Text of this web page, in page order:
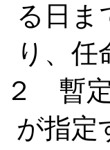
る日ま
り、
２ 暫
が指定